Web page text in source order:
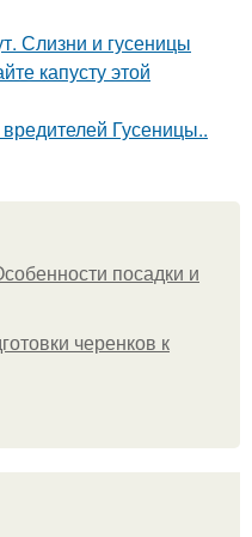
Слизни и гусеницы
капусту этой
Гусеницы..
посадки и
черенков к